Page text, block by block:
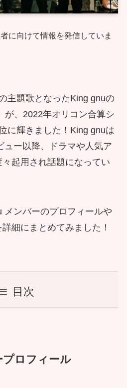
に向けて情報を発信していま
主題歌となったKing gnuの
が、2022年オリコン合算シ
に輝きました！King gnuは
ュー以降、ドラマや人気ア
起用され話題になってい
メンバーのプロフィールや
細にまとめてみました！
目次
ロフィール